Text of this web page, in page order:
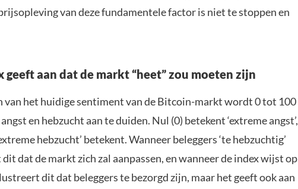
van deze fundamentele factor is niet te stoppen en
geeft aan dat de markt “heet” zou moeten zijn
van het huidige sentiment van de Bitcoin-markt wordt 0 tot 100
en hebzucht aan te duiden. Nul (0) betekent ‘extreme angst’,
hebzucht’ betekent. Wanneer beleggers ‘te hebzuchtig’
dat de markt zich zal aanpassen, en wanneer de index wijst op
dit dat beleggers te bezorgd zijn, maar het geeft ook aan